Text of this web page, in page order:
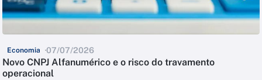
Economia 07/07/2026
Novo CNPJ Alfanumérico e o risco do travamento
operacional